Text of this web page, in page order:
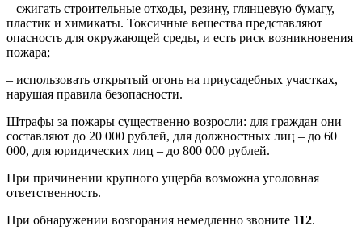
– сжигать строительные отходы, резину, глянцевую бумагу,
пластик и химикаты. Токсичные вещества представляют
опасность для окружающей среды, и есть риск возникновения
пожара;
– использовать открытый огонь на приусадебных участках,
нарушая правила безопасности.
Штрафы за пожары существенно возросли: для граждан они
составляют до 20 000 рублей, для должностных лиц – до 60
000, для юридических лиц – до 800 000 рублей.
При причинении крупного ущерба возможна уголовная
ответственность.
При обнаружении возгорания немедленно звоните 112.